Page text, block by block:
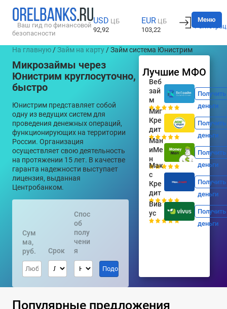
Ваш гид по финансовой
безопасности
USD ЦБ
92,92
EUR ЦБ
103,22
Вход
Меню
На главную /Займ на карту / Займ система Юнистрим
Микрозаймы через
Юнистрим круглосуточно,
быстро
Юнистрим представляет собой
одну из ведущих систем для
проведения денежных операций,
функционирующих на территории
России. Организация
осуществляет свою деятельность
на протяжении 15 лет. В качестве
гаранта надежности выступает
лицензия, выданная
Центробанком.
Сум
ма,
руб.
Срок
Спос
об
полу
чени
я
Лучшие МФО
Веб
зай
м
Получить
деньги
Миг
Кре
дит
Получить
деньги
Ман
иМе
н
Получить
деньги
Мак
с
Кре
дит
Получить
деньги
Вив
ус
Получить
деньги
Популярные предложения